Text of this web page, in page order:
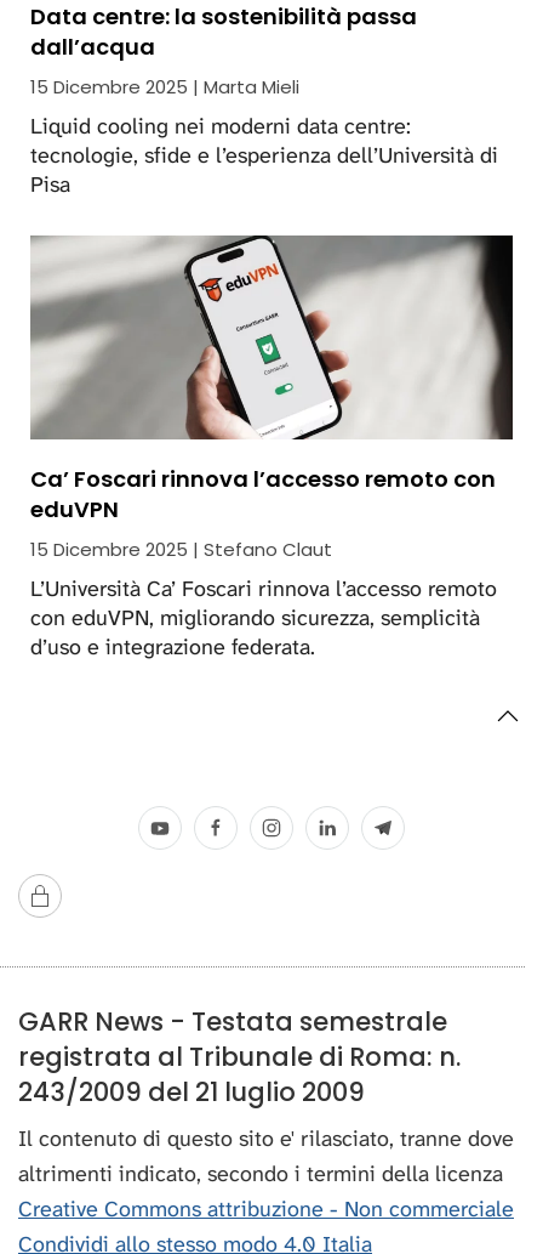
Data centre: la sostenibilità passa
dall’acqua
15 Dicembre 2025 | Marta Mieli
Liquid cooling nei moderni data centre:
tecnologie, sfide e l’esperienza dell’Università di
Pisa
Ca’ Foscari rinnova l’accesso remoto con
eduVPN
15 Dicembre 2025 | Stefano Claut
L’Università Ca’ Foscari rinnova l’accesso remoto
con eduVPN, migliorando sicurezza, semplicità
d’uso e integrazione federata.
GARR News - Testata semestrale
registrata al Tribunale di Roma: n.
243/2009 del 21 luglio 2009
Il contenuto di questo sito e' rilasciato, tranne dove
altrimenti indicato, secondo i termini della licenza
Creative Commons attribuzione - Non commerciale
Condividi allo stesso modo 4.0 Italia